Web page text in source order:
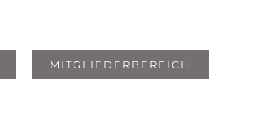
MITGLIEDERBEREICH